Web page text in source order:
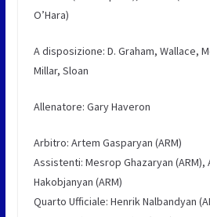
O’Hara)
A disposizione: D. Graham, Wallace,
Millar, Sloan
Allenatore: Gary Haveron
Arbitro: Artem Gasparyan (ARM)
Assistenti: Mesrop Ghazaryan (ARM),
Hakobjanyan (ARM)
Quarto Ufficiale: Henrik Nalbandyan